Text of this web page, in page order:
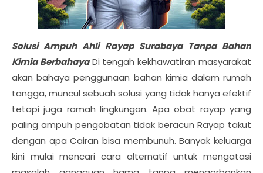
Solusi Ampuh Ahli Rayap Surabaya Tanpa Bahan
Kimia BerbahayaDi tengah kekhawatiran masyarakat
akan bahaya penggunaan bahan kimia dalam rumah
tangga, muncul sebuah solusi yang tidak hanya efektif
tetapi juga ramah lingkungan. Apa obat rayap yang
paling ampuh pengobatan tidak beracun Rayap takut
dengan apa Cairan bisa membunuh. Banyak keluarga
kini mulai mencari cara alternatif untuk mengatasi